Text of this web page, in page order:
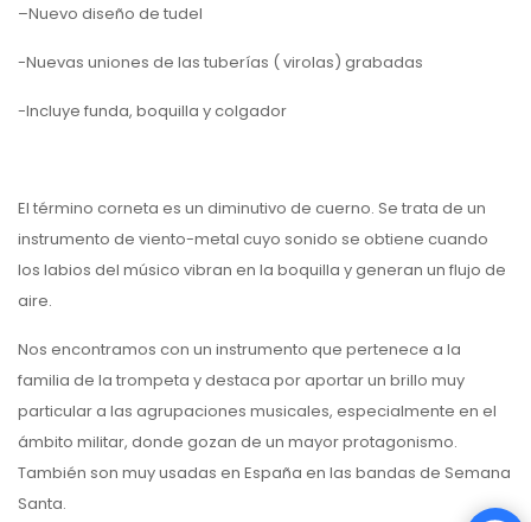
–Nuevo diseño de tudel
-Nuevas uniones de las tuberías ( virolas) grabadas
-Incluye funda, boquilla y colgador
El término corneta es un diminutivo de cuerno. Se trata de un
instrumento de viento-metal cuyo sonido se obtiene cuando
los labios del músico vibran en la boquilla y generan un flujo de
aire.
Nos encontramos con un instrumento que pertenece a la
familia de la trompeta y destaca por aportar un brillo muy
particular a las agrupaciones musicales, especialmente en el
ámbito militar, donde gozan de un mayor protagonismo.
También son muy usadas en España en las bandas de Semana
Santa.